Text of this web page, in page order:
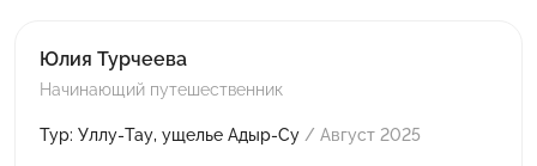
Юлия Турчеева
Начинающий путешественник
Тур: Уллу-Тау, ущелье Адыр-Су / Август 2025